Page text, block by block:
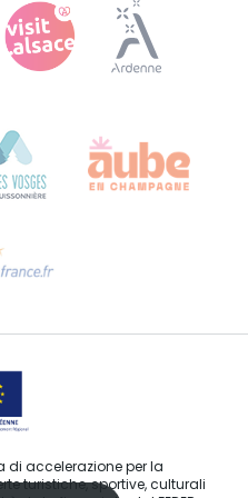
Grand Est
e-mail
accelerazione per la
turistiche, sportive, culturali